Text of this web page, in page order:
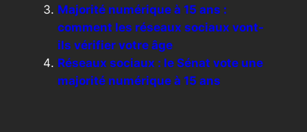
Majorité numérique à 15 ans :
comment les réseaux sociaux vont-
ils vérifier votre âge
Réseaux sociaux : le Sénat vote une
majorité numérique à 15 ans